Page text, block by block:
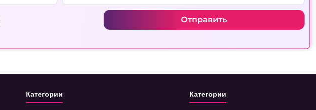
Отправить
Категории Категории